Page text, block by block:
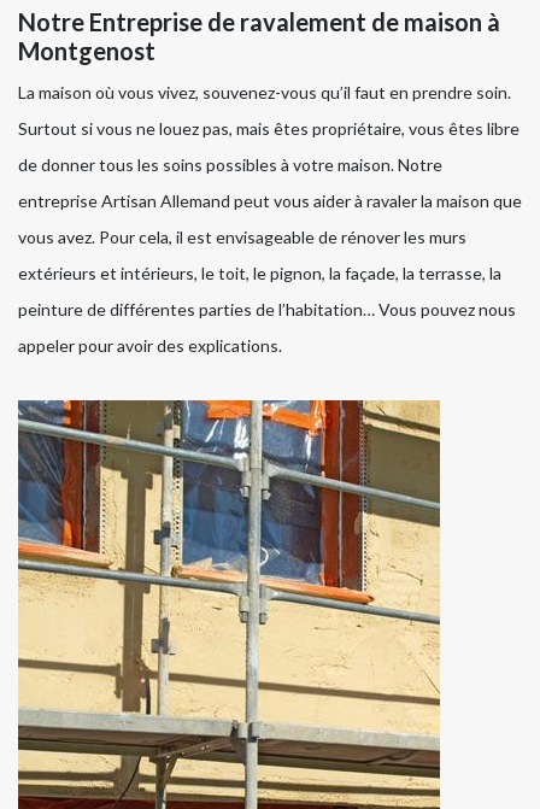
Notre Entreprise de ravalement de maison à
Montgenost
La maison où vous vivez, souvenez-vous qu’il faut en prendre soin.
Surtout si vous ne louez pas, mais êtes propriétaire, vous êtes libre
de donner tous les soins possibles à votre maison. Notre
entreprise Artisan Allemand peut vous aider à ravaler la maison que
vous avez. Pour cela, il est envisageable de rénover les murs
extérieurs et intérieurs, le toit, le pignon, la façade, la terrasse, la
peinture de différentes parties de l’habitation… Vous pouvez nous
appeler pour avoir des explications.